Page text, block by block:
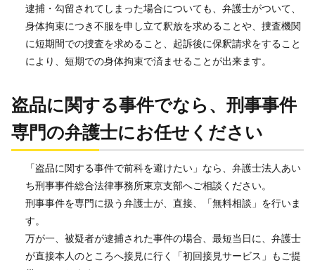
逮捕・勾留されてしまった場合についても、弁護士がついて、
身体拘束につき不服を申し立て釈放を求めることや、捜査機関
に短期間での捜査を求めること、起訴後に保釈請求をすること
により、短期での身体拘束で済ませることが出来ます。
盗品に関する事件でなら、刑事事件
専門の弁護士にお任せください
「盗品に関する事件で前科を避けたい」なら、弁護士法人あい
ち刑事事件総合法律事務所東京支部へご相談ください。
刑事事件を専門に扱う弁護士が、直接、「無料相談」を行いま
す。
万が一、被疑者が逮捕された事件の場合、最短当日に、弁護士
が直接本人のところへ接見に行く「初回接見サービス」もご提